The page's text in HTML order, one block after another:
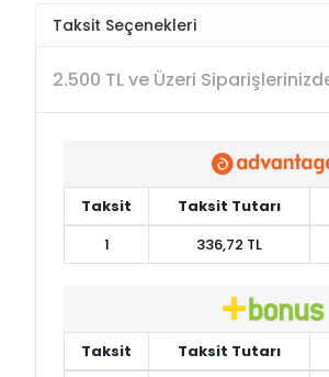
Taksit Seçenekleri
2.500 TL ve Üzeri
Taksit Taksit Tutarı
1
336,72 TL
Taksit Taksit Tutarı